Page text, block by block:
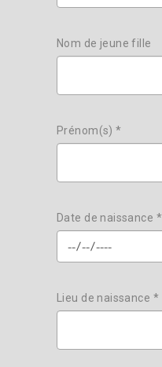
Nom de jeune fille
Prénom(s) *
Date de naissance *
Lieu de naissance *